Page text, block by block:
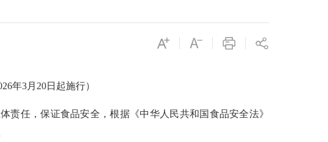
年3月20日起施行）
任，保证食品安全，根据《中华人民共和国食品安全法》